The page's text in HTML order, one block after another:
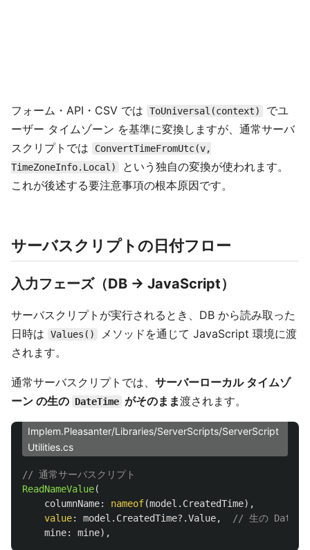
フォーム・API・CSV では ToUniversal(context)
でユ
ーザー タイムゾーン を基準に変換しますが、通常サーバ
スクリプトでは
ConvertTimeFromUtc(v,
TimeZoneInfo.Local)
という独自の変換が使われます。
これが後述する要注意事項の根本原因です。
サーバスクリプトの日付フロー
入力フェーズ（DB → JavaScript）
サーバスクリプトが実行されるとき、DB から読み取った
日時は
Values()
メソッドを通じて JavaScript 環境に渡
されます。
通常サーバスクリプトでは、 サーバーローカル タイムゾ
ーン の生の DateTime がそのまま渡されます。
Implem.Pleasanter/Libraries/ServerScripts/ServerScript
Utilities.cs
// 通常サーバスクリプト
ReadNameValue(
columnName: nameof(model . CreatedTime),
value: model . CreatedTime?.Value,
// 生の
mine: mine),